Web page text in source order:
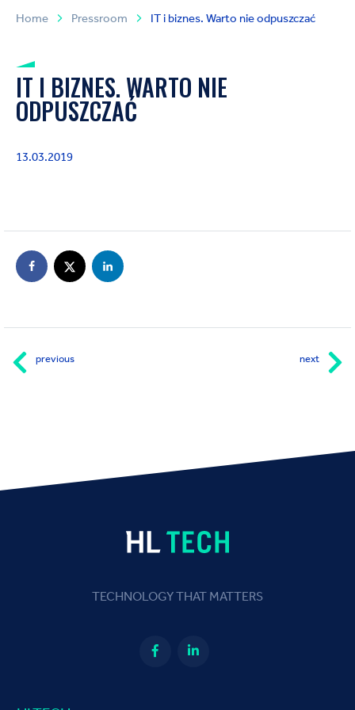
Home Pressroom IT i biznes. Warto nie odpuszczać
IT I BIZNES. WARTO NIE
ODPUSZCZAĆ
13.03.2019
previous next
TECHNOLOGY THAT MATTERS